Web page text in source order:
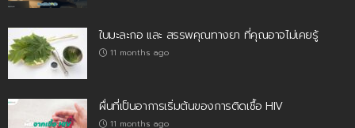
ใบมะละกอ และ สรรพคุณทางยา ที่คุณอาจไม่เคยรู้
11 months ago
ผื่นที่เป็นอาการเริ่มต้นของการติดเชื้อ HIV
11 months ago